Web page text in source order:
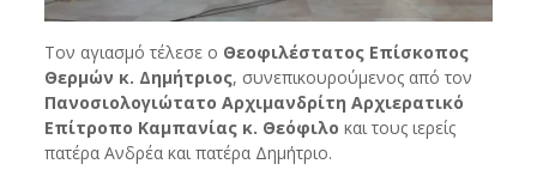
Τον αγιασμό τέλεσε ο Θεοφιλέστατος Επίσκοπος
Θερμών κ. Δημήτριος, συνεπικουρούμενος από τον
Πανοσιολογιώτατο Αρχιμανδρίτη Αρχιερατικό
Επίτροπο Καμπανίας κ. Θεόφιλο και τους ιερείς
πατέρα Ανδρέα και πατέρα Δημήτριο.